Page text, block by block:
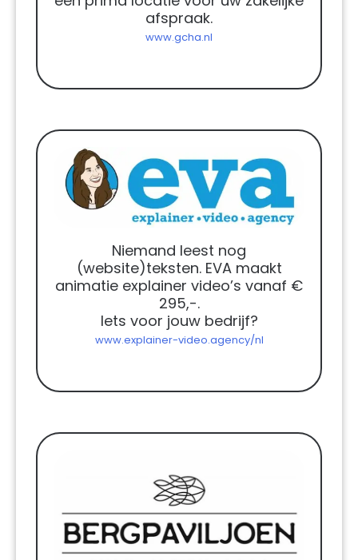
afspraak.
www.gcha.nl
Niemand leest nog
(website)teksten. EVA maakt
animatie explainer video’s vanaf €
295,-.
Iets voor jouw bedrijf?
www.explainer-video.agency/nl